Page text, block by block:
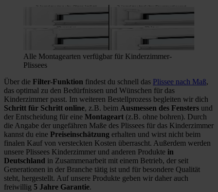
Alle Montagearten verfügbar für Kinderzimmer-
Plissees
Über die Filter-Funktion findest du schnell das Plissee nach Maß,
das optimal zu den Bedürfnissen und Wünschen für das
Kinderzimmer passt. Im weiteren Bestellprozess begleiten wir dich
Schritt für Schritt online, z.B. beim Ausmessen des Fensters und
der Entscheidung für eine Montageart (z.B. ohne bohren). Durch
die Angabe der ungefähren Maße des Plissees für das Kinderzimmer
kannst du eine Preiseinschätzung erhalten und wirst nicht beim
finalen Kauf von versteckten Kosten überrascht. Außerdem werden
unsere Plissees Kinderzimmer und anderen Produkte in
Deutschland in Zusammenarbeit mit einem Betrieb, der seit
Generationen in der Branche tätig ist und für besondere Qualität
steht, hergestellt. Auf unsere Produkte geben wir daher auch
freiwillig 5 Jahre Garantie.